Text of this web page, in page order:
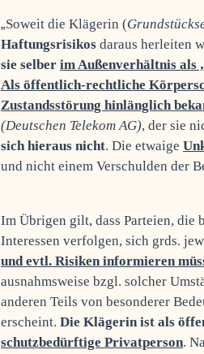
„Soweit die Klägerin (
Haftungsrisikos daraus herleiten
sie selber im Außenverhältnis als
Als öffentlich-rechtliche
Zustandsstörung hinlänglich
(Deutschen Telekom AG), der sie
sich hieraus nicht. Die etwaige
und nicht einem Verschulden der
Im Übrigen gilt, dass Parteien, die
Interessen verfolgen, sich grds.
und evtl. Risiken informieren
ausnahmsweise bzgl. solcher
anderen Teils von besonderer
erscheint. Die Klägerin ist als
schutzbedürftige Privatperson.